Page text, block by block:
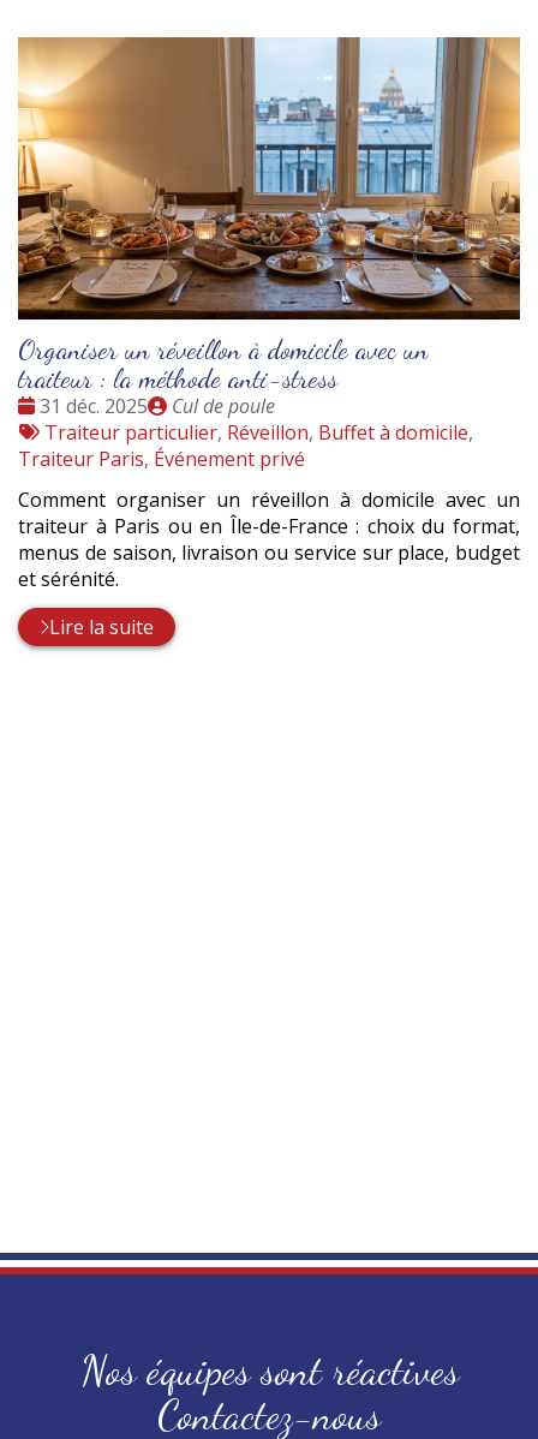
Organiser un réveillon à domicile avec un
traiteur : la méthode anti-stress
Date
:
31 déc. 2025
Publié
par
Cul de poule
Tags
:
Traiteur particulier, Réveillon, Buffet à domicile,
Traiteur Paris, Événement privé
Comment organiser un réveillon à domicile avec un
traiteur à Paris ou en Île-de-France : choix du format,
menus de saison, livraison ou service sur place, budget
et sérénité.
Lire la suite
Nos équipes sont réactives
Contactez-nous